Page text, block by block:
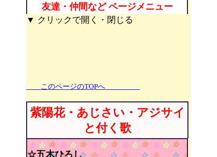
友達・仲間など ページメニュー
▼ クリックで開く・閉じる
このページのTOPへ
紫陽花・あじさい・アジサイ
と付く歌
☆五木ひろし